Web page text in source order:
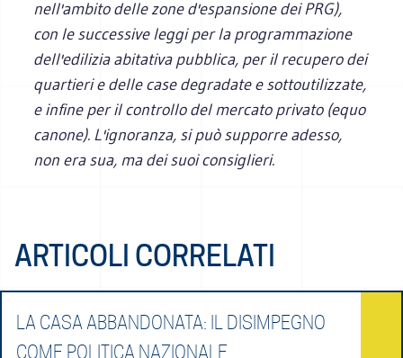
nell'ambito delle zone d'espansione dei PRG),
con le successive leggi per la programmazione
dell'edilizia abitativa pubblica, per il recupero dei
quartieri e delle case degradate e sottoutilizzate,
e infine per il controllo del mercato privato (equo
canone). L'ignoranza, si può supporre adesso,
non era sua, ma dei suoi consiglieri.
ARTICOLI CORRELATI
LA CASA ABBANDONATA: IL DISIMPEGNO
COME POLITICA NAZIONALE